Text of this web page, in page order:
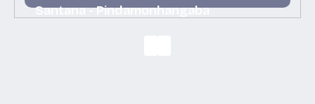
Santana - Pindamonhangaba